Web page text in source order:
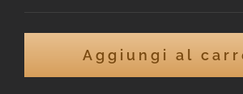
Aggiungi al